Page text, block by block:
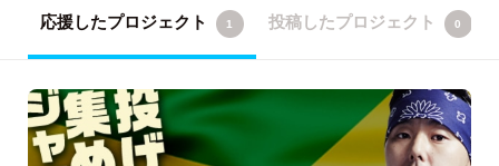
応援したプロジェクト 1 投稿したプロジェクト 0